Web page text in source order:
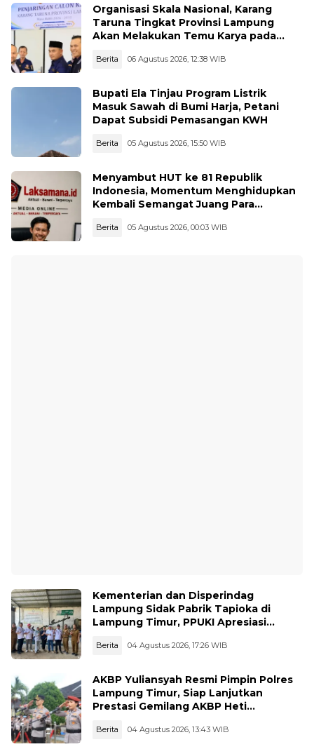
Organisasi Skala Nasional, Karang
Taruna Tingkat Provinsi Lampung
Akan Melakukan Temu Karya pada
Berita 06 Agustus 2026, 12:38 WIB
Bupati Ela Tinjau Program Listrik
Masuk Sawah di Bumi Harja, Petani
Dapat Subsidi Pemasangan KWH
Berita 05 Agustus 2026, 15:50 WIB
Menyambut HUT ke 81 Republik
Indonesia, Momentum Menghidupkan
Kembali Semangat Juang Para
Berita 05 Agustus 2026, 00:03 WIB
Kementerian dan Disperindag
Lampung Sidak Pabrik Tapioka di
Lampung Timur, PPUKI Apresiasi
Berita 04 Agustus 2026, 17:26 WIB
AKBP Yuliansyah Resmi Pimpin Polres
Lampung Timur, Siap Lanjutkan
Prestasi Gemilang AKBP Heti
Berita 04 Agustus 2026, 13:43 WIB